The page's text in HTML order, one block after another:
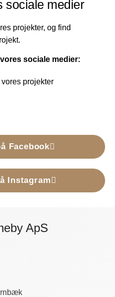
sociale medier
projekter, og find
sociale medier:
projekter
Facebook
Instagram
ApS